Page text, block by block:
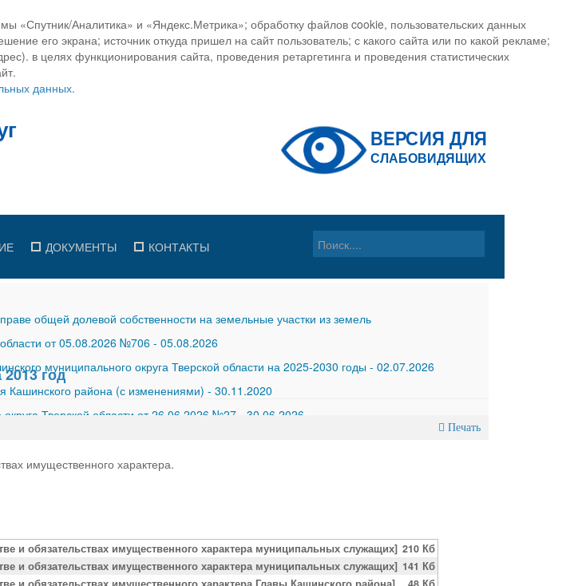
«Спутник/Аналитика» и «Яндекс.Метрика»; обработку файлов cookie, пользовательских данных
его экрана; источник откуда пришел на сайт пользователь; с какого сайта или по какой рекламе;
в целях функционирования сайта, проведения ретаргетинга и проведения статистических
данных.
ДОКУМЕНТЫ КОНТАКТЫ
общей долевой собственности на земельные участки из земель
от 05.08.2026 №706 - 05.08.2026
муниципального округа Тверской области на 2025-2030 годы - 02.07.2026
Кашинского района (с изменениями) - 30.11.2020
Тверской области от 26.06.2026 №27
30.06.2026
год
Печать
имущественного характера.
и обязательствах имущественного характера муниципальных служащих] 210 Кб
и обязательствах имущественного характера муниципальных служащих] 141 Кб